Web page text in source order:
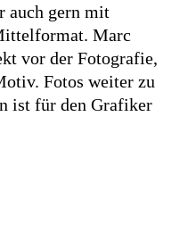
auch gern mit
Marc
vor der Foto­grafie,
Fotos weiter zu
ist für den Grafiker